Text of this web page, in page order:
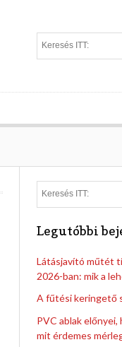
Legutóbbi
Látásjavító műtét
2026-ban: mik a
A fűtési keringető
PVC ablak
mit érdemes